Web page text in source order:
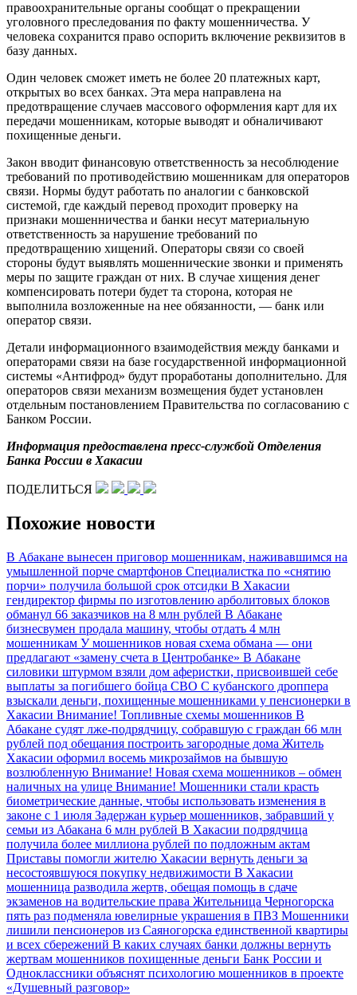
правоохранительные органы сообщат о прекращении
уголовного преследования по факту мошенничества. У
человека сохранится право оспорить включение реквизитов в
базу данных.
Один человек сможет иметь не более 20 платежных карт,
открытых во всех банках. Эта мера направлена на
предотвращение случаев массового оформления карт для их
передачи мошенникам, которые выводят и обналичивают
похищенные деньги.
Закон вводит финансовую ответственность за несоблюдение
требований по противодействию мошенникам для операторов
связи. Нормы будут работать по аналогии с банковской
системой, где каждый перевод проходит проверку на
признаки мошенничества и банки несут материальную
ответственность за нарушение требований по
предотвращению хищений. Операторы связи со своей
стороны будут выявлять мошеннические звонки и применять
меры по защите граждан от них. В случае хищения денег
компенсировать потери будет та сторона, которая не
выполнила возложенные на нее обязанности, — банк или
оператор связи.
Детали информационного взаимодействия между банками и
операторами связи на базе государственной информационной
системы «Антифрод» будут проработаны дополнительно. Для
операторов связи механизм возмещения будет установлен
отдельным постановлением Правительства по согласованию с
Банком России.
Информация предоставлена пресс-службой Отделения
Банка России в Хакасии
ПОДЕЛИТЬСЯ
Похожие новости
В Абакане вынесен приговор мошенникам, наживавшимся на
умышленной порче смартфонов Специалистка по «снятию
порчи» получила большой срок отсидки В Хакасии
гендиректор фирмы по изготовлению арболитовых блоков
обманул 66 заказчиков на 8 млн рублей В Абакане
бизнесвумен продала машину, чтобы отдать 4 млн
мошенникам У мошенников новая схема обмана — они
предлагают «замену счета в Центробанке» В Абакане
силовики штурмом взяли дом аферистки, присвоившей себе
выплаты за погибшего бойца СВО С кубанского дроппера
взыскали деньги, похищенные мошенниками у пенсионерки в
Хакасии Внимание! Топливные схемы мошенников В
Абакане судят лже-подрядчицу, собравшую с граждан 66 млн
рублей под обещания построить загородные дома Житель
Хакасии оформил восемь микрозаймов на бывшую
возлюбленную Внимание! Новая схема мошенников – обмен
наличных на улице Внимание! Мошенники стали красть
биометрические данные, чтобы использовать изменения в
законе с 1 июля Задержан курьер мошенников, забравший у
семьи из Абакана 6 млн рублей В Хакасии подрядчица
получила более миллиона рублей по подложным актам
Приставы помогли жителю Хакасии вернуть деньги за
несостоявшуюся покупку недвижимости В Хакасии
мошенница разводила жертв, обещая помощь в сдаче
экзаменов на водительские права Жительница Черногорска
пять раз подменяла ювелирные украшения в ПВЗ Мошенники
лишили пенсионеров из Саяногорска единственной квартиры
и всех сбережений В каких случаях банки должны вернуть
жертвам мошенников похищенные деньги Банк России и
Одноклассники объяснят психологию мошенников в проекте
«Душевный разговор»